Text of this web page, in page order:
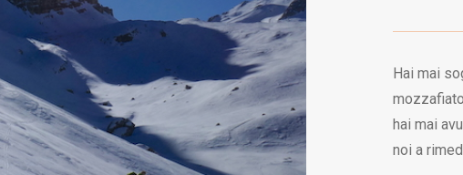
Hai mai
hai mai
noi a